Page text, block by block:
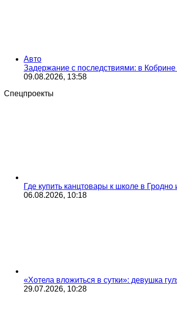
Авто
Задержание с последствиями: в
09.08.2026, 13:58
Спецпроекты
Где купить канцтовары к школе в
06.08.2026, 10:18
«Хотела вложиться в сутки»: девушка
29.07.2026, 10:28